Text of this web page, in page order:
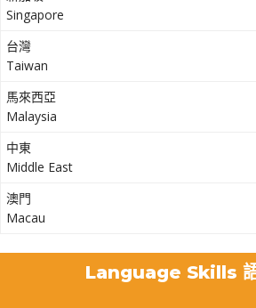
Singapore
台灣
Taiwan
馬來西亞
Malaysia
中東
Middle East
澳門
Macau
Language Skills